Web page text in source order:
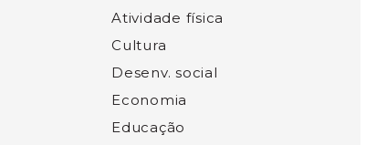
Atividade física
Cultura
Desenv. social
Economia
Educação